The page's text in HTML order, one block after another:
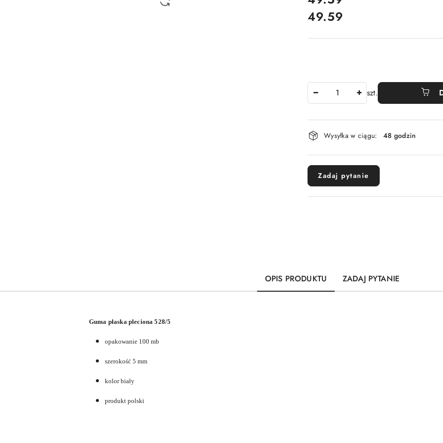
Cena:
49.59
szt.
Dostępność
i
dostawa
Wysyłka w ciągu: 48 godzin
Zadaj pytanie
OPIS PRODUKTU ZADAJ PYTANIE
Guma płaska pleciona 528/5
opakowanie 100 mb
szerokość 5 mm
kolor biały
produkt polski